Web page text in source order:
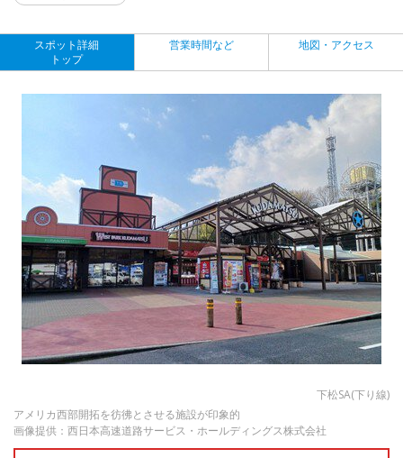
スポット詳細
トップ
営業時間など 地図・アクセス
下松SA(下り線)
アメリカ西部開拓を彷彿とさせる施設が印象的
画像提供：西日本高速道路サービス・ホールディングス株式会社